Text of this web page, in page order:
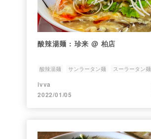
酸辣湯麺 : 珍来 @ 柏店
酸辣湯麺 サンラータン麺 スーラータン麺
ivva
2022/01/05